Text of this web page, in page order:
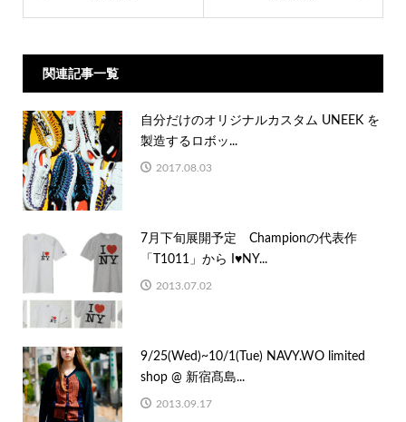
関連記事一覧
自分だけのオリジナルカスタム UNEEK を
製造するロボッ...
2017.08.03
7月下旬展開予定 Championの代表作
「T1011」から I♥NY...
2013.07.02
9/25(Wed)~10/1(Tue) NAVY.WO limited
shop @ 新宿髙島...
2013.09.17